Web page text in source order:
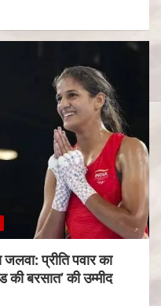
प्रीति पवार का
की बरसात’ की उम्मीद